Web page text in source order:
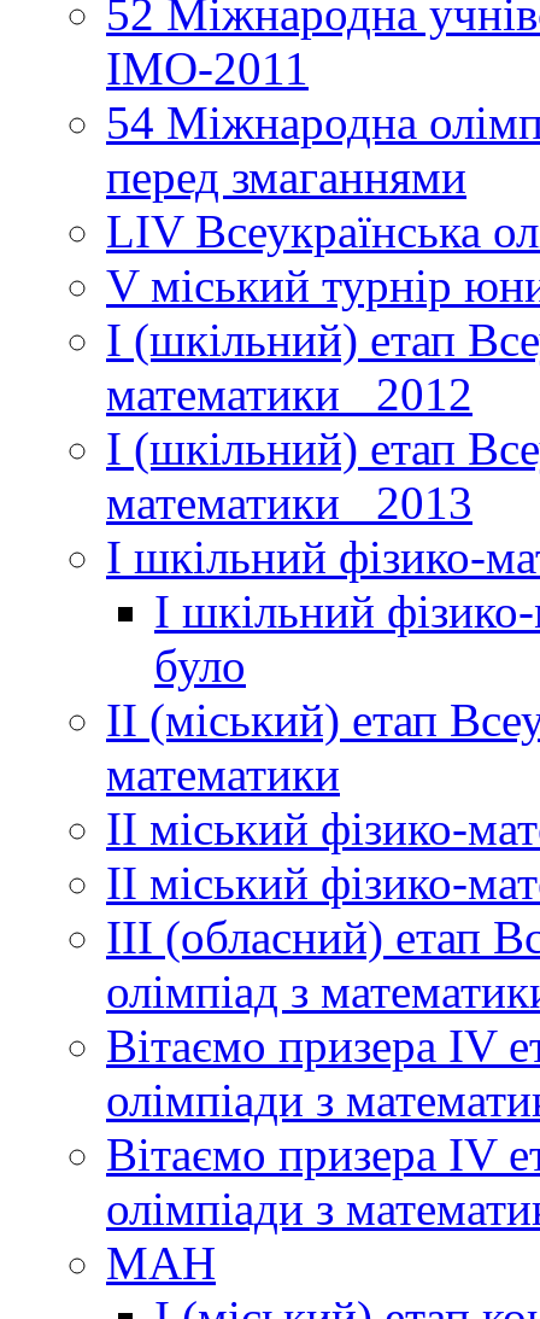
52 Міжнародна
ІМО-2011
54 Міжнародна
перед змаганнями
LIV Всеукраїнська
V міський турнір
І (шкільний) етап
математики _2012
І (шкільний) етап
математики _2013
І шкільний фізико-
І шкільний
було
ІІ (міський) етап
математики
ІІ міський фізико-
ІІ міський фізико-
ІІІ (обласний) етап
олімпіад з
Вітаємо призера ІV
олімпіади з
Вітаємо призера ІV
олімпіади з
МАН